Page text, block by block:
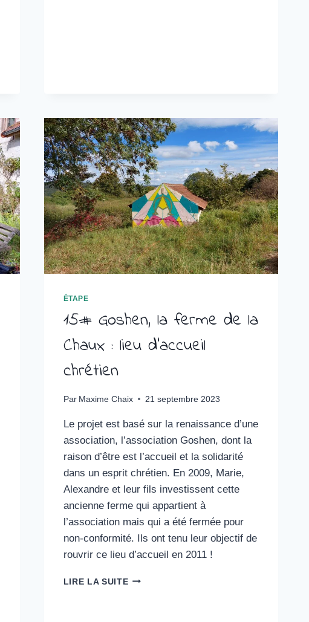
ÉTAPE
15# Goshen, la ferme de la
Chaux : lieu d’accueil
chrétien
Par Maxime Chaix 21 septembre 2023
Le projet est basé sur la renaissance d’une
association, l’association Goshen, dont la
raison d’être est l’accueil et la solidarité
dans un esprit chrétien. En 2009, Marie,
Alexandre et leur fils investissent cette
ancienne ferme qui appartient à
l’association mais qui a été fermée pour
non-conformité. Ils ont tenu leur objectif de
rouvrir ce lieu d’accueil en 2011 !
LIRE LA SUITE15#